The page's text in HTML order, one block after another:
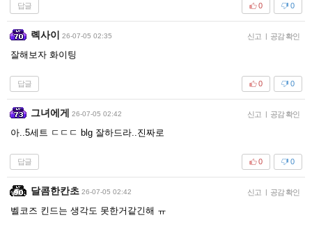
답글 0
0
롁사이 26-07-05 02:35 신고 | 공감 확인
잘해보자 화이팅
답글 0
0
그녀에게 26-07-05 02:42 신고 | 공감 확인
아..5세트 ㄷㄷㄷ blg 잘하드라..진짜로
답글 0
0
달콤한칸초 26-07-05 02:42 신고 | 공감 확인
벨코즈 킨드는 생각도 못한거같긴해 ㅠ